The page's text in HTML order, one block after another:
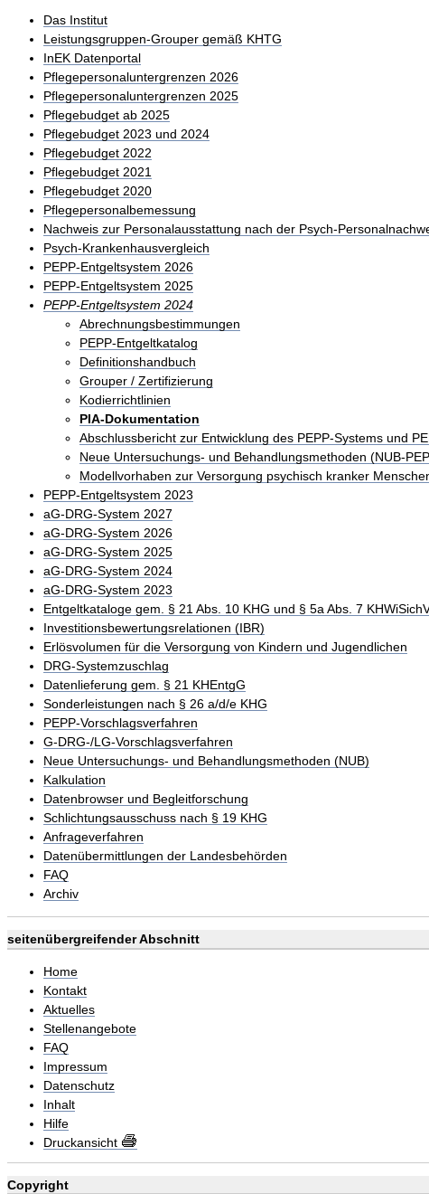
Das Institut
Leistungsgruppen-Grouper gemäß KHTG
InEK Datenportal
Pflegepersonaluntergrenzen 2026
Pflegepersonaluntergrenzen 2025
Pflegebudget ab 2025
Pflegebudget 2023 und 2024
Pflegebudget 2022
Pflegebudget 2021
Pflegebudget 2020
Pflegepersonalbemessung
Nachweis zur Personalausstattung nach der Psych-
Psych-Krankenhausvergleich
PEPP-Entgeltsystem 2026
PEPP-Entgeltsystem 2025
PEPP-Entgeltsystem 2024
Abrechnungsbestimmungen
PEPP-Entgeltkatalog
Definitionshandbuch
Grouper / Zertifizierung
Kodierrichtlinien
PIA-Dokumentation
Abschlussbericht zur Entwicklung des PEPP-Systems und
Neue Untersuchungs- und Behandlungsmethoden (NUB-
Modellvorhaben zur Versorgung psychisch kranker
PEPP-Entgeltsystem 2023
aG-DRG-System 2027
aG-DRG-System 2026
aG-DRG-System 2025
aG-DRG-System 2024
aG-DRG-System 2023
Entgeltkataloge gem. § 21 Abs. 10 KHG und § 5a Abs. 7
Investitionsbewertungsrelationen (IBR)
Erlösvolumen für die Versorgung von Kindern und Jugendlichen
DRG-Systemzuschlag
Datenlieferung gem. § 21 KHEntgG
Sonderleistungen nach § 26 a/d/e KHG
PEPP-Vorschlagsverfahren
G-DRG-/LG-Vorschlagsverfahren
Neue Untersuchungs- und Behandlungsmethoden (NUB)
Kalkulation
Datenbrowser und Begleitforschung
Schlichtungsausschuss nach § 19 KHG
Anfrageverfahren
Datenübermittlungen der Landesbehörden
FAQ
Archiv
seitenübergreifender Abschnitt
Home
Kontakt
Aktuelles
Stellenangebote
FAQ
Impressum
Datenschutz
Inhalt
Hilfe
Druckansicht
Copyright